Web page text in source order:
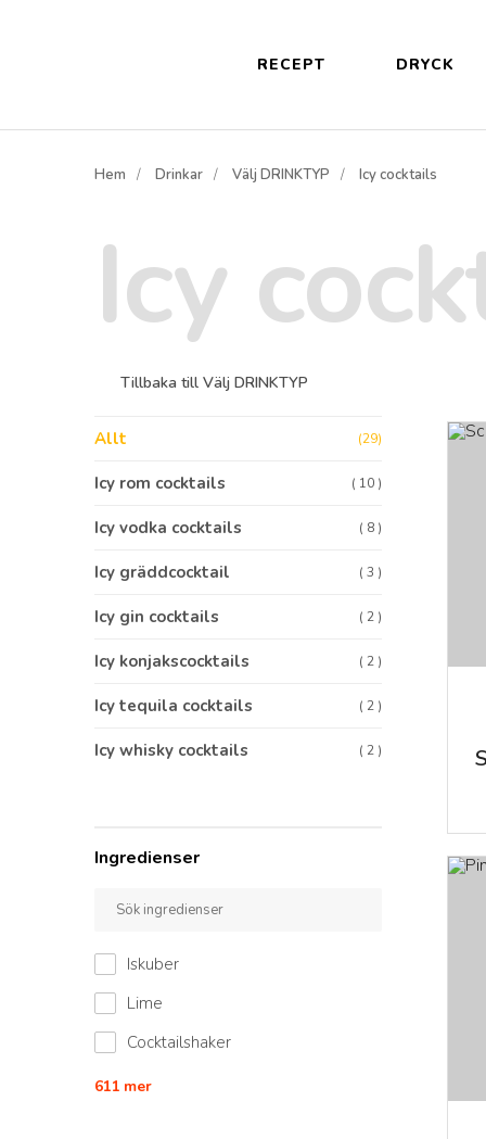
RECEPT DRYCK
Hem Drinkar Välj DRINKTYP Icy cocktails
Icy
Tillbaka till Välj DRINKTYP
Allt (29)
Icy rom cocktails ( 10 )
Icy vodka cocktails ( 8 )
Icy gräddcocktail ( 3 )
Icy gin cocktails ( 2 )
Icy konjakscocktails ( 2 )
Icy tequila cocktails ( 2 )
Icy whisky cocktails ( 2 )
Ingredienser
Iskuber
Lime
Cocktailshaker
611 mer